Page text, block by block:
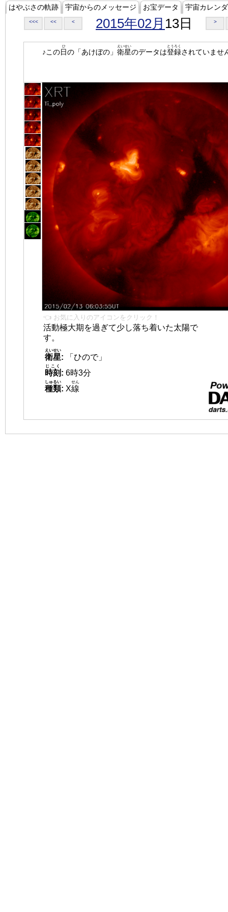
はやぶさの軌跡 宇宙からのメッセージ お宝データ 宇宙カレン
<<< << < 2015年02月 13日 >
♪この日
ひ
の「あけぼの」 衛星
えいせい
のデータは登録
とうろく
されていませ
👈 お気に入りのアイコンをクリック！
活動極大期を過ぎて少し落ち着いた太陽で
す。
衛星
えいせい
:
「ひので」
時刻
じこく
: 6時3分
種類
しゅるい
: X線
せん